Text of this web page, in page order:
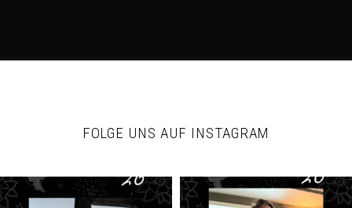
FOLGE UNS AUF INSTAGRAM